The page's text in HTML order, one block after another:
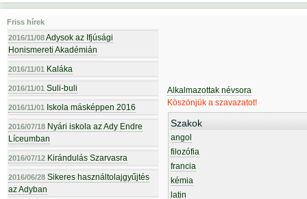
Friss hírek
2016/11/08Adysok az Ifjúsági
Honismereti Akadémián
2016/11/01 Kaláka
2016/11/01 Suli-buli
2016/11/01 Iskola másképpen 2016
2016/07/18 Nyári iskola az Ady Endre
Líceumban
2016/07/12 Kirándulás Szarvasra
2016/06/28 Sikeres használtolajgyűjtés
az Adyban
Alkalmazottak névsora
Köszönjük a szavazatot!
Szakok
angol
filozófia
francia
kémia
latin